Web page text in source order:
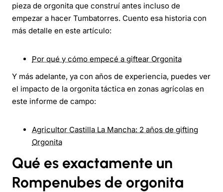
pieza de orgonita que construí antes incluso de
empezar a hacer Tumbatorres. Cuento esa historia con
más detalle en este artículo:
Por qué y cómo empecé a giftear Orgonita
Y más adelante, ya con años de experiencia, puedes ver
el impacto de la orgonita táctica en zonas agrícolas en
este informe de campo:
Agricultor Castilla La Mancha: 2 años de gifting
Orgonita
Qué es exactamente un
Rompenubes de orgonita